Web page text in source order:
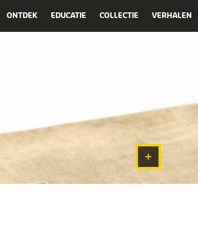
ONTDEK EDUCATIE COLLECTIE VERHALEN